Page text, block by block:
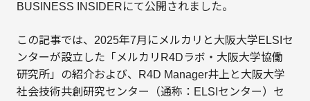
BUSINESS INSIDERにて公開されました。
この記事では、2025年7月にメルカリと大阪大学ELSIセ
ンターが設立した「メルカリR4Dラボ・大阪大学協働
研究所」の紹介および、R4D Manager井上と大阪大学
社会技術共創研究センター（通称：ELSIセンター）セ